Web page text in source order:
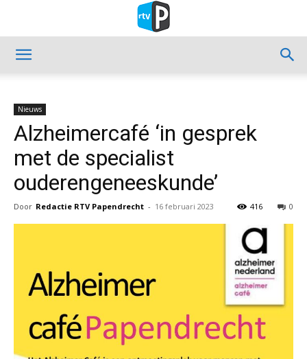
Nieuws
Alzheimercafé ‘in gesprek
met de specialist
ouderengeneeskunde’
Door Redactie RTV Papendrecht - 16 februari 2023 0
416